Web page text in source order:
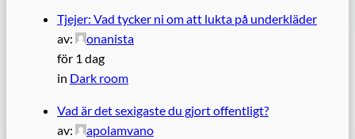
Tjejer: Vad tycker ni om att lukta på underkläder
av:
onanista
för 1 dag
in Dark room
Vad är det sexigaste du gjort offentligt?
av:
apolamvano